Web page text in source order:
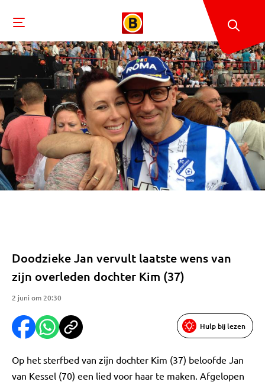
Doodzieke Jan vervult laatste wens van
zijn overleden dochter Kim (37)
2 juni om 20:30
Hulp bij lezen
Op het sterfbed van zijn dochter Kim (37) beloofde Jan
van Kessel (70) een lied voor haar te maken. Afgelopen